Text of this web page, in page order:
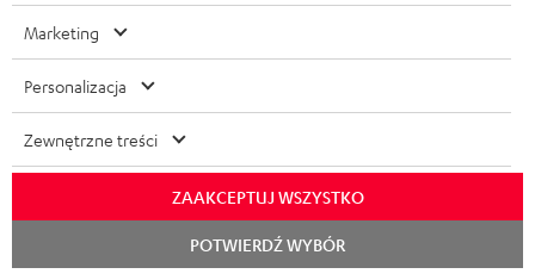
p
o
r
t
.
l
w
y
y
ł
j
d
o
t
y
k
o
n
a
o
Najczęściej zadawane pytania
Wyszukiwarka sklepów
Poznaj nasze produkty na żywo i zaufaj naszym
profesjonalnym doradcom.
Podgląd
Marketing
Personalizacja
Zewnętrzne treści
ZAAKCEPTUJ WSZYSTKO
POTWIERDŹ WYBÓR